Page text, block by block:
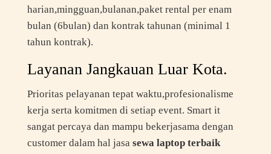
harian,mingguan,bulanan,paket rental per enam
bulan (6bulan) dan kontrak tahunan (minimal 1
tahun kontrak).
Layanan Jangkauan Luar Kota.
Prioritas pelayanan tepat waktu,profesionalisme
kerja serta komitmen di setiap event. Smart it
sangat percaya dan mampu bekerjasama dengan
customer dalam hal jasa sewa laptop terbaik